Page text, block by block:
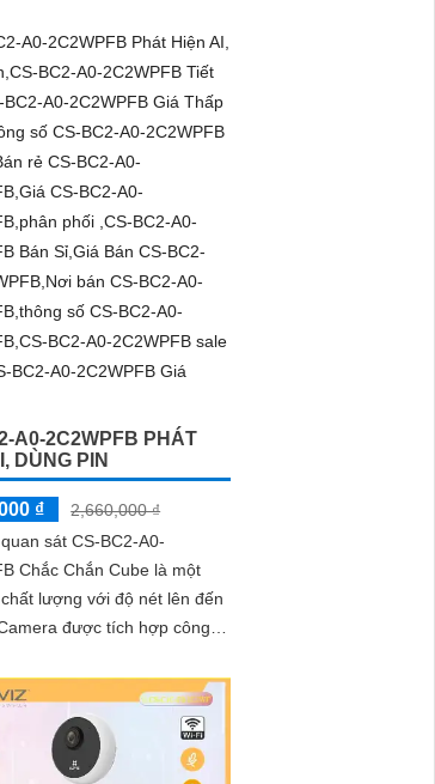
A0-2C2WPFB PHÁT
DÙNG PIN
₫
2,660,000 ₫
sát CS-BC2-A0-
Chắc Chắn Cube là một
lượng với độ nét lên đến